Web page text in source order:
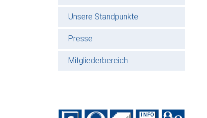
Unsere Standpunkte
Presse
Mitgliederbereich